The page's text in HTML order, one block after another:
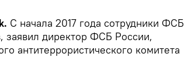
С начала 2017 года сотрудники ФСБ
заявил директор ФСБ России,
антитеррористического комитета